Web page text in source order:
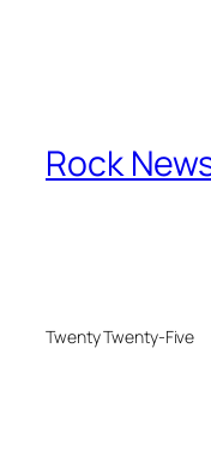
Rock
Twenty Twenty-Five